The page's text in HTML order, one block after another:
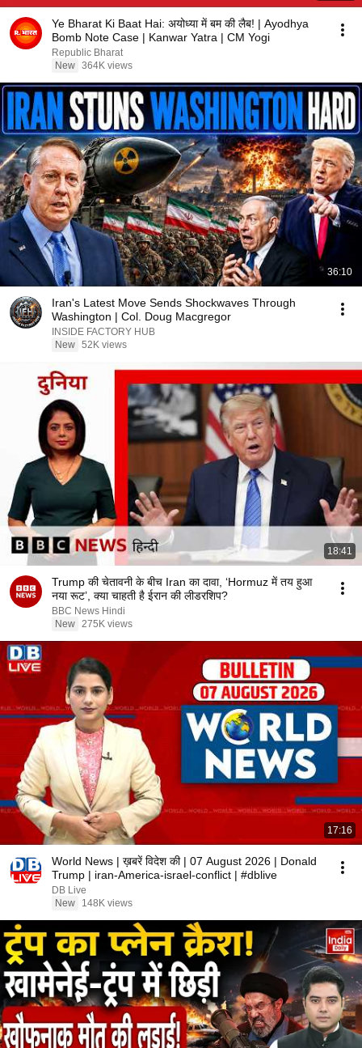
Ye Bharat Ki Baat Hai: अयोध्या में बम की लैब! | Ayodhya
Bomb Note Case | Kanwar Yatra | CM Yogi
Republic Bharat
New 364K views
36:10
Iran's Latest Move Sends Shockwaves Through
Washington | Col. Doug Macgregor
INSIDE FACTORY HUB
New 52K views
18:41
Trump की चेतावनी के बीच Iran का दावा, ‘Hormuz में तय हुआ
नया रूट’, क्या चाहती है ईरान की लीडरशिप?
BBC News Hindi
New 275K views
17:16
World News | ख़बरें विदेश की | 07 August 2026 | Donald
Trump | iran-America-israel-conflict | #dblive
DB Live
New
148K views